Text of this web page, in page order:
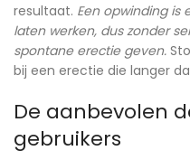
resultaat. Een opwinding is
laten werken, dus zonder
spontane erectie geven.
bij een erectie die langer
De aanbevolen
gebruikers